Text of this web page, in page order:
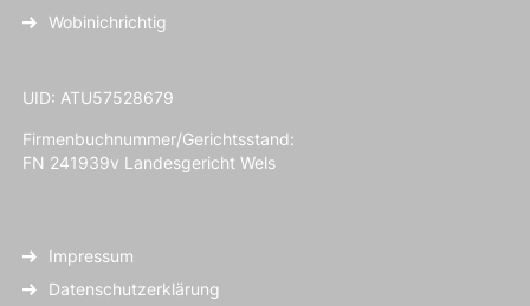
Wobinichrichtig
UID: ATU57528679
Firmenbuchnummer/Gerichtsstand:
FN 241939v Landesgericht Wels
Impressum
Datenschutzerklärung